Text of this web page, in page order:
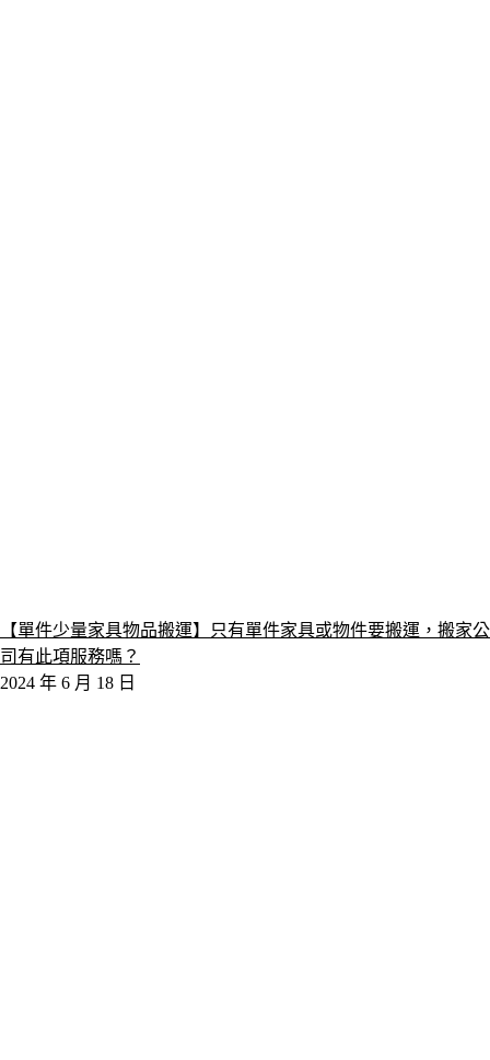
【單件少量家具物品搬運】只有單件家具或物件要搬運，搬家公
司有此項服務嗎？
2024 年 6 月 18 日